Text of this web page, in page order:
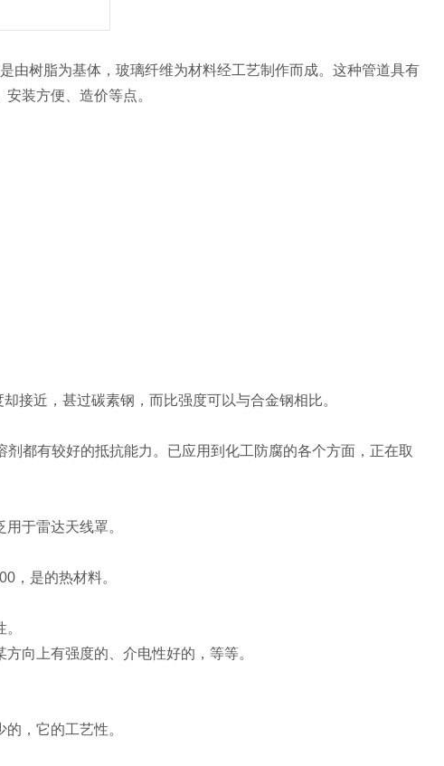
由树脂为基体，玻璃纤维为材料经工艺制作而成。这种管道具有
装方便、造价等点。
接近，甚过碳素钢，而比强度可以与合金钢相比。
都有较好的抵抗能力。已应用到化工防腐的各个方面，正在取
于雷达天线罩。
，是的热材料。
。
向上有强度的、介电性好的，等等。
，它的工艺性。